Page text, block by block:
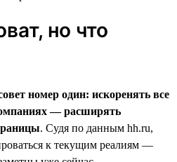
но что
номер один: искоренять все
— расширять
. Судя по данным hh.ru,
к текущим реалиям —